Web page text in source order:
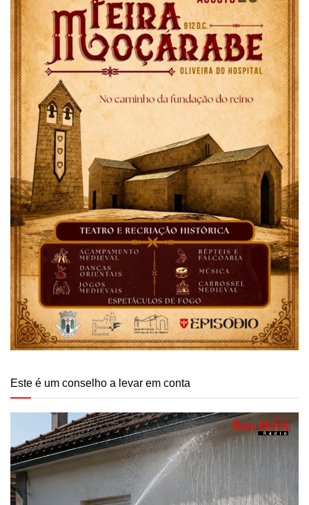
Este é um conselho a levar em conta